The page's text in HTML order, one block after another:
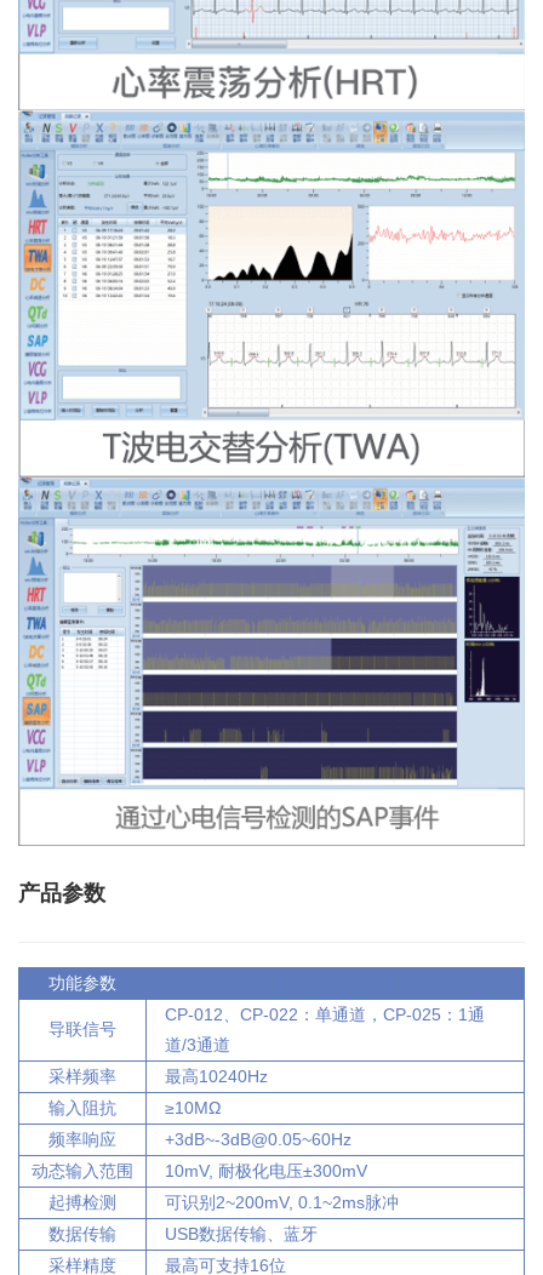
产品参数
功能参数
导联信号
CP-012、CP-022：单通道，CP-025：1通
道/3通道
采样频率
最高10240Hz
输入阻抗
≥10MΩ
频率响应
+3dB~-3dB@0.05~60Hz
动态输入范围
10mV, 耐极化电压±300mV
起搏检测
可识别2~200mV, 0.1~2ms脉冲
数据传输
USB数据传输、蓝牙
采样精度
最高可支持16位